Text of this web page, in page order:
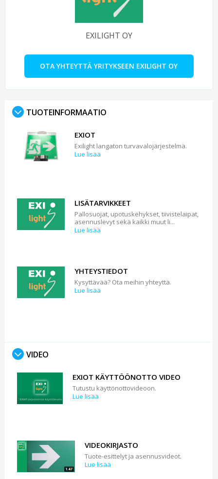
EXILIGHT OY
OTA YHTEYTTÄ YRITYKSEEN EXILIGHT OY
TUOTEINFORMAATIO
EXIOT
Exilight langaton turvavalojärjestelmä.
Lue lisää
LISÄTARVIKKEET
Pallosuojat, upotuskehykset, tiivistelaipat,
asennuslevyt sekä kaikki muut li...
Lue lisää
YHTEYSTIEDOT
Kysyttävää? Ota meihin yhteyttä.
Lue lisää
VIDEO
EXIOT KÄYTTÖÖNOTTO VIDEO
Tutustu käyttönottovideoon.
Lue lisää
VIDEOKIRJASTO
Tuote-esittelyt ja asennusvideot.
Lue lisää